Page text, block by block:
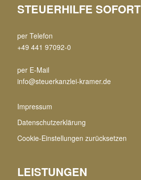
STEUERHILFE SOFORT
per Telefon
+49 441 97092-0
per E-Mail
info@steuerkanzlei-kramer.de
Impressum
Datenschutzerklärung
Cookie-Einstellungen zurücksetzen
LEISTUNGEN